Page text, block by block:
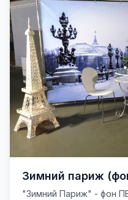
Зимний париж
"Зимний Париж" - фон